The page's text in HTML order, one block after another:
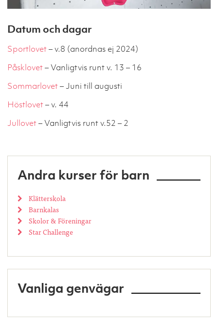
Datum och dagar
Sportlovet– v.8 (anordnas ej 2024)
Påsklovet– Vanligtvis runt v. 13 – 16
Sommarlovet– Juni till augusti
Höstlovet– v. 44
Jullovet– Vanligtvis runt v.52 – 2
Andra kurser för barn
Klätterskola
Barnkalas
Skolor & Föreningar
Star Challenge
Vanliga genvägar